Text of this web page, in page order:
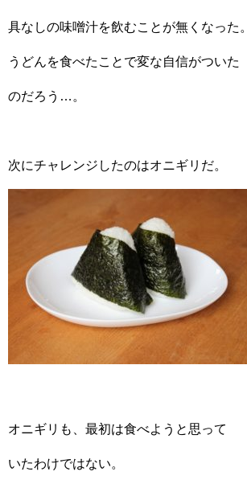
具なしの味噌汁を飲むことが無くなった。
うどんを食べたことで変な自信がついた
のだろう…。
次にチャレンジしたのはオニギリだ。
オニギリも、最初は食べようと思って
いたわけではない。